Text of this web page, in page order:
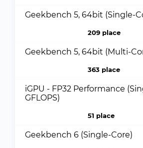
Geekbench 5, 64bit (Single-
209 place
Geekbench 5, 64bit (Multi-
363 place
iGPU - FP32 Performance
GFLOPS)
51 place
Geekbench 6 (Single-Core)